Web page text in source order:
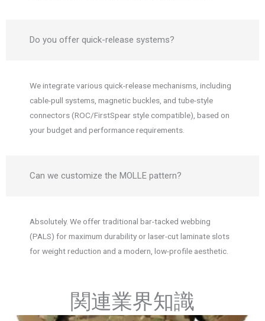
Do you offer quick-release systems?
We integrate various quick-release mechanisms, including
cable-pull systems, magnetic buckles, and tube-style
connectors (ROC/FirstSpear style compatible), based on
your budget and performance requirements.
Can we customize the MOLLE pattern?
Absolutely. We offer traditional bar-tacked webbing
(PALS) for maximum durability or laser-cut laminate slots
for weight reduction and a modern, low-profile aesthetic.
関連業界知識